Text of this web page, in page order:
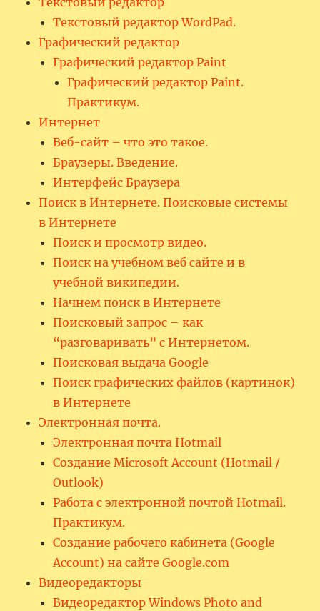
Текстовый редактор WordPad.
Графический редактор
Графический редактор Paint
Графический редактор Paint.
Практикум.
Интернет
Веб-сайт – что это такое.
Браузеры. Введение.
Интерфейс Браузера
Поиск в Интернете. Поисковые системы
в Интернете
Поиск и просмотр видео.
Поиск на учебном веб сайте и в
учебной википедии.
Начнем поиск в Интернете
Поисковый запрос – как
“разговаривать” с Интернетом.
Поисковая выдача Google
Поиск графических файлов (картинок)
в Интернете
Электронная почта.
Электронная почта Hotmail
Создание Microsoft Account (Hotmail /
Outlook)
Работа с электронной почтой Hotmail.
Практикум.
Создание рабочего кабинета (Google
Account) на сайте Google.com
Видеоредакторы
Видеоредактор Windows Photo and